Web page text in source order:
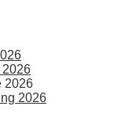
2026
2026